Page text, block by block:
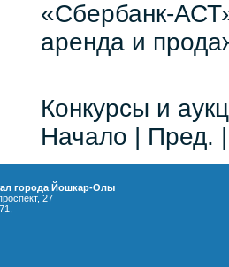
«Сбербанк-
аренда и
Конкурсы и
Начало | Пред.
города Йошкар-Олы
27